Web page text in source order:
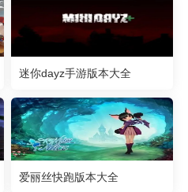
迷你dayz手游版本大全
爱丽丝快跑版本大全